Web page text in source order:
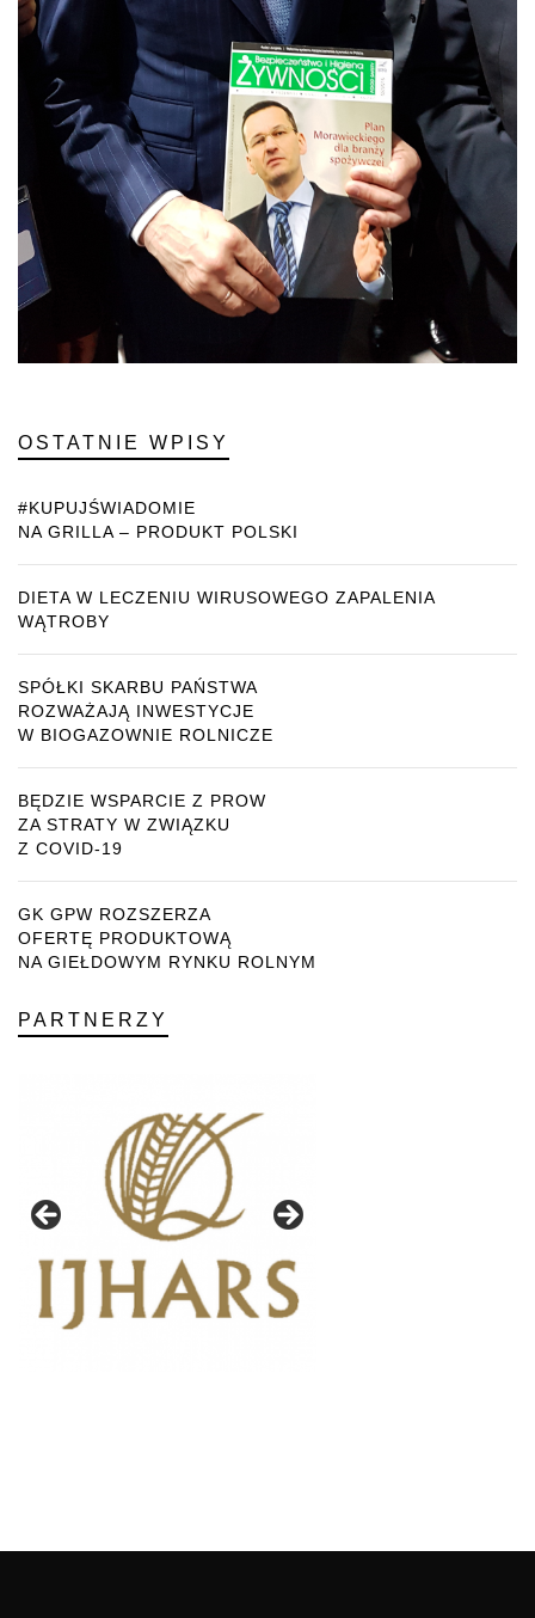
OSTATNIE WPISY
#KUPUJŚWIADOMIE
NA GRILLA – PRODUKT POLSKI
DIETA W LECZENIU WIRUSOWEGO ZAPALENIA
WĄTROBY
SPÓŁKI SKARBU PAŃSTWA
ROZWAŻAJĄ INWESTYCJE
W BIOGAZOWNIE ROLNICZE
BĘDZIE WSPARCIE Z PROW
ZA STRATY W ZWIĄZKU
Z COVID-19
GK GPW ROZSZERZA
OFERTĘ PRODUKTOWĄ
NA GIEŁDOWYM RYNKU ROLNYM
PARTNERZY